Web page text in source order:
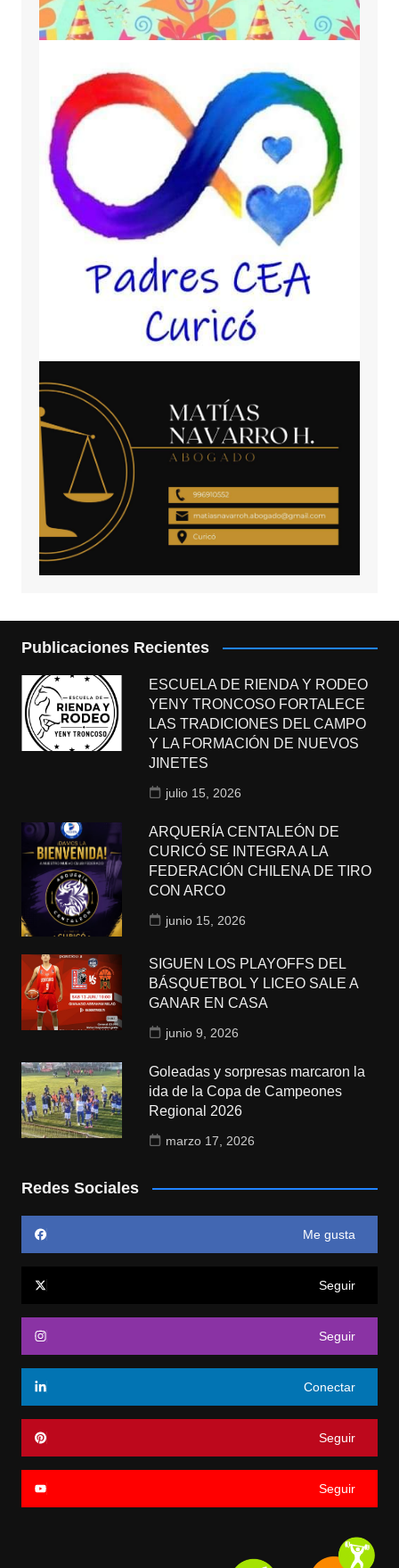
Publicaciones Recientes
ESCUELA DE RIENDA Y RODEO
YENY TRONCOSO FORTALECE
LAS TRADICIONES DEL CAMPO
Y LA FORMACIÓN DE NUEVOS
JINETES
julio 15, 2026
ARQUERÍA CENTALEÓN DE
CURICÓ SE INTEGRA A LA
FEDERACIÓN CHILENA DE TIRO
CON ARCO
junio 15, 2026
SIGUEN LOS PLAYOFFS DEL
BÁSQUETBOL Y LICEO SALE A
GANAR EN CASA
junio 9, 2026
Goleadas y sorpresas marcaron la
ida de la Copa de Campeones
Regional 2026
marzo 17, 2026
Redes Sociales
Me gusta
Seguir
Seguir
Conectar
Seguir
Seguir